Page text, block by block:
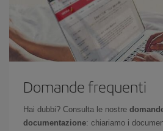
Domande frequenti
Hai dubbi? Consulta le nostre
documentazione: chiariamo i